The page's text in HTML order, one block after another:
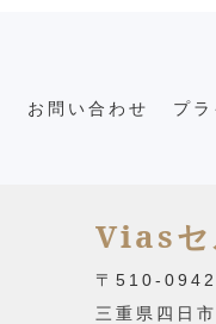
お問い合わせ プ
Viasセ
〒510-0942
三重県四日